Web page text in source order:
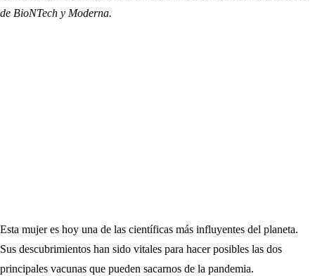
de BioNTech y Moderna.
Esta mujer es hoy una de las científicas más influyentes del planeta.
Sus descubrimientos han sido vitales para hacer posibles las dos
principales vacunas que pueden sacarnos de la pandemia.